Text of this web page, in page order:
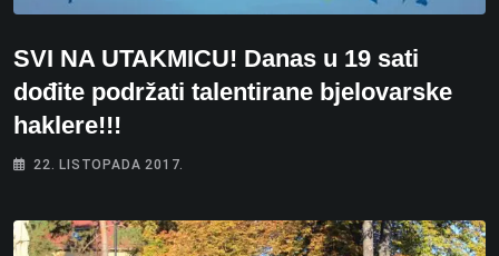
SVI NA UTAKMICU! Danas u 19 sati
dođite podržati talentirane bjelovarske
haklere!!!
22. LISTOPADA 2017.